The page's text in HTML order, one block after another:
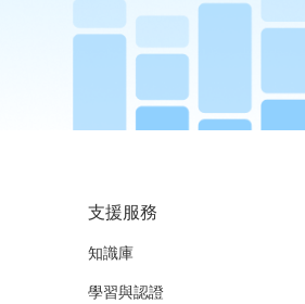
支援服務
知識庫
學習與認證